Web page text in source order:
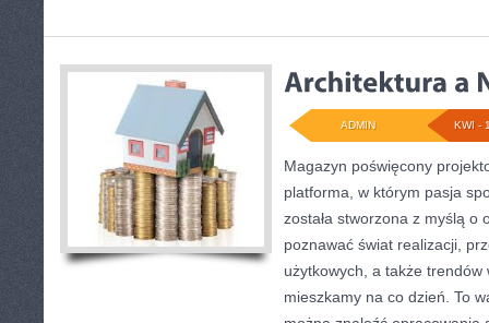
KWI -
ADMIN
Magazyn poświęcony
platforma, w którym pasja
została stworzona z myślą o
poznawać świat realizacji,
użytkowych, a także trendów
mieszkamy na co dzień. To